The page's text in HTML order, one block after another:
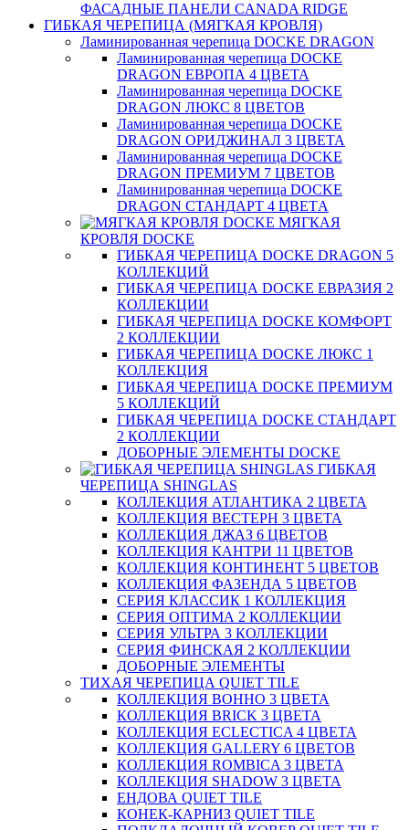
ФАСАДНЫЕ ПАНЕЛИ CANADA RIDGE
ГИБКАЯ ЧЕРЕПИЦА (МЯГКАЯ КРОВЛЯ)
Ламинированная черепица DOCKE DRAGON
Ламинированная черепица DOCKE
DRAGON ЕВРОПА 4 ЦВЕТА
Ламинированная черепица DOCKE
DRAGON ЛЮКС 8 ЦВЕТОВ
Ламинированная черепица DOCKE
DRAGON ОРИДЖИНАЛ 3 ЦВЕТА
Ламинированная черепица DOCKE
DRAGON ПРЕМИУМ 7 ЦВЕТОВ
Ламинированная черепица DOCKE
DRAGON СТАНДАРТ 4 ЦВЕТA
МЯГКАЯ
КРОВЛЯ DOCKE
ГИБКАЯ ЧЕРЕПИЦА DOCKE DRAGON 5
КОЛЛЕКЦИЙ
ГИБКАЯ ЧЕРЕПИЦА DOCKE ЕВРАЗИЯ 2
КОЛЛЕКЦИИ
ГИБКАЯ ЧЕРЕПИЦА DOCKE КОМФОРТ
2 КОЛЛЕКЦИИ
ГИБКАЯ ЧЕРЕПИЦА DOCKE ЛЮКС 1
КОЛЛЕКЦИЯ
ГИБКАЯ ЧЕРЕПИЦА DOCKE ПРЕМИУМ
5 КОЛЛЕКЦИЙ
ГИБКАЯ ЧЕРЕПИЦА DOCKE СТАНДАРТ
2 КОЛЛЕКЦИИ
ДОБОРНЫЕ ЭЛЕМЕНТЫ DOCKE
ГИБКАЯ
ЧЕРЕПИЦА SHINGLAS
КОЛЛЕКЦИЯ АТЛАНТИКА 2 ЦВЕТА
КОЛЛЕКЦИЯ ВЕСТЕРН 3 ЦВЕТА
КОЛЛЕКЦИЯ ДЖАЗ 6 ЦВЕТОВ
КОЛЛЕКЦИЯ КАНТРИ 11 ЦВЕТОВ
КОЛЛЕКЦИЯ КОНТИНЕНТ 5 ЦВЕТОВ
КОЛЛЕКЦИЯ ФАЗЕНДА 5 ЦВЕТОВ
СЕРИЯ КЛАССИК 1 КОЛЛЕКЦИЯ
СЕРИЯ ОПТИМА 2 КОЛЛЕКЦИИ
СЕРИЯ УЛЬТРА 3 КОЛЛЕКЦИИ
СЕРИЯ ФИНСКАЯ 2 КОЛЛЕКЦИИ
ДОБОРНЫЕ ЭЛЕМЕНТЫ
ТИХАЯ ЧЕРЕПИЦА QUIET TILE
КОЛЛЕКЦИЯ BOHHO 3 ЦВЕТА
КОЛЛЕКЦИЯ BRICK 3 ЦВЕТА
КОЛЛЕКЦИЯ ECLECTICA 4 ЦВЕТА
КОЛЛЕКЦИЯ GALLERY 6 ЦВЕТОВ
КОЛЛЕКЦИЯ ROMBICA 3 ЦВЕТА
КОЛЛЕКЦИЯ SHADOW 3 ЦВЕТА
ЕНДОВА QUIET TILE
КОНЕК-КАРНИЗ QUIET TILE